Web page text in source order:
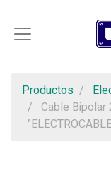
Productos
Cable Bipolar